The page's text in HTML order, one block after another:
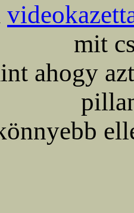
mit
ahogy